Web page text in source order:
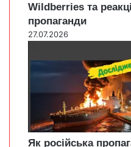
Wildberries та
пропаганди
27.07.2026
Як російська